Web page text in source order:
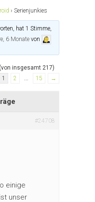
› Serienjunkies
hat 1 Stimme,
6 Monate von
insgesamt 217)
1
2 15 →
#24708
einige
unser